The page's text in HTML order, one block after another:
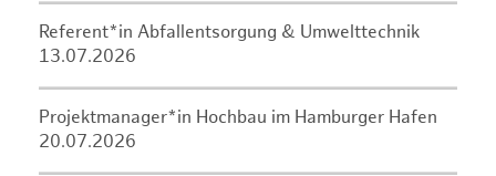
Referent*in Abfallentsorgung & Umwelttechnik
13.07.2026
Projektmanager*in Hochbau im Hamburger Hafen
20.07.2026